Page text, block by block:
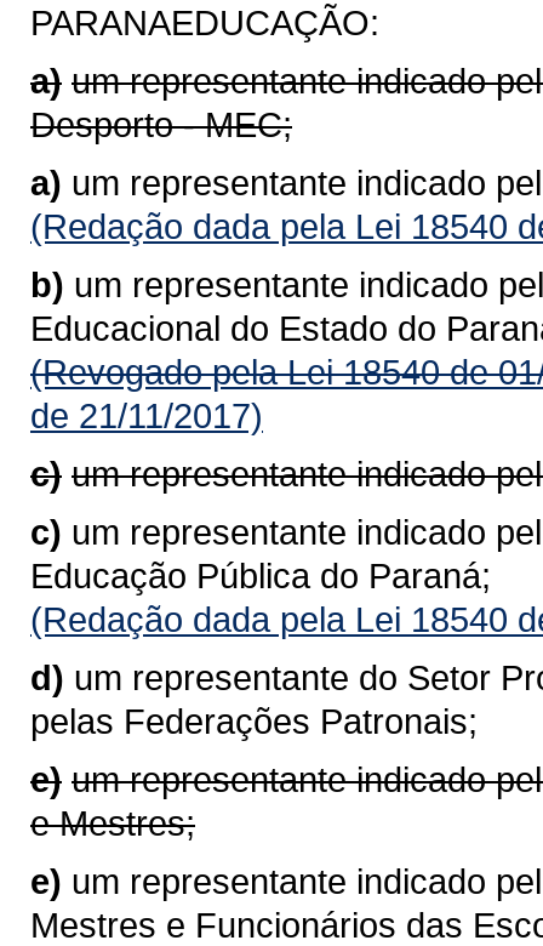
PARANAEDUCAÇÃO:
a) um representante indicado
Desporto - MEC;
a) um representante indicado
(Redação dada pela Lei 18540
b) um representante indicado
Educacional do Estado do
(Revogado pela Lei 18540 de
de 21/11/2017)
c) um representante indicado
c) um representante indicado
Educação Pública do Paraná;
(Redação dada pela Lei 18540
d) um representante do Setor
pelas Federações Patronais;
e) um representante indicado
e Mestres;
e) um representante indicado
Mestres e Funcionários das